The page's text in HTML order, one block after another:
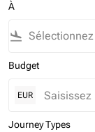
À
flight_land
Budget
EUR
Journey Types